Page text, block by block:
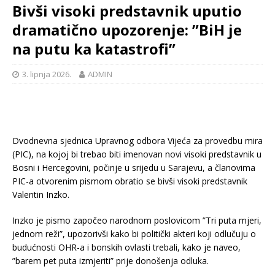
Bivši visoki predstavnik uputio
dramatično upozorenje: ”BiH je
na putu ka katastrofi”
3. lipnja 2026. ADMIN
Dvodnevna sjednica Upravnog odbora Vijeća za provedbu mira
(PIC), na kojoj bi trebao biti imenovan novi visoki predstavnik u
Bosni i Hercegovini, počinje u srijedu u Sarajevu, a članovima
PIC-a otvorenim pismom obratio se bivši visoki predstavnik
Valentin Inzko.
Inzko je pismo započeo narodnom poslovicom ”Tri puta mjeri,
jednom reži”, upozorivši kako bi politički akteri koji odlučuju o
budućnosti OHR-a i bonskih ovlasti trebali, kako je naveo,
”barem pet puta izmjeriti” prije donošenja odluka.